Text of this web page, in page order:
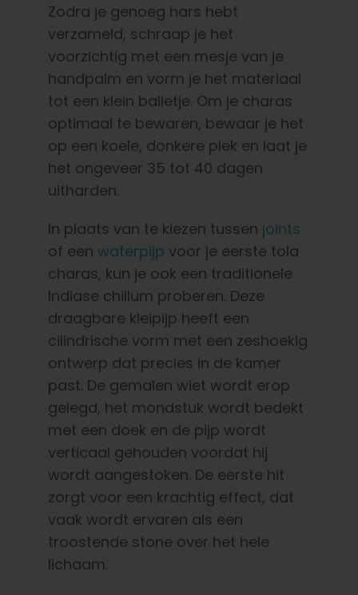
Zodra je genoeg hars hebt
verzameld, schraap je het
voorzichtig met een mesje van je
handpalm en vorm je het materiaal
tot een klein balletje. Om je charas
optimaal te bewaren, bewaar je het
op een koele, donkere plek en laat je
het ongeveer 35 tot 40 dagen
uitharden.
In plaats van te kiezen tussen joints
of een waterpijp voor je eerste tola
charas, kun je ook een traditionele
Indiase chillum proberen. Deze
draagbare kleipijp heeft een
cilindrische vorm met een zeshoekig
ontwerp dat precies in de kamer
past. De gemalen wiet wordt erop
gelegd, het mondstuk wordt bedekt
met een doek en de pijp wordt
verticaal gehouden voordat hij
wordt aangestoken. De eerste hit
zorgt voor een krachtig effect, dat
vaak wordt ervaren als een
troostende stone over het hele
lichaam.